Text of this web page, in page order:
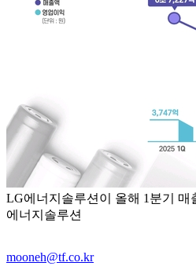
LG에너지솔루션이 올해 1분기 매
에너지솔루션
mooneh@tf.co.kr